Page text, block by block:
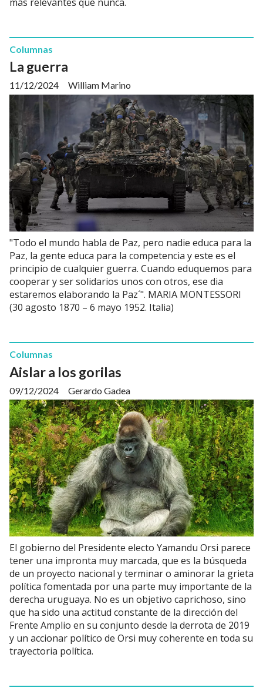
La guerra
William Marino
Columnas
11/12/2024
"Todo el mundo habla de Paz, pero nadie educa para la
Paz, la gente educa para la competencia y este es el
principio de cualquier guerra. Cuando eduquemos para
cooperar y ser solidarios unos con otros, ese dia
estaremos elaborando la Paz´". MARIA MONTESSORI
(30 agosto 1870 – 6 mayo 1952. Italia)
Aislar a los gorilas
Gerardo Gadea
Columnas
09/12/2024
El gobierno del Presidente electo Yamandu Orsi parece
tener una impronta muy marcada, que es la búsqueda
de un proyecto nacional y terminar o aminorar la grieta
política fomentada por una parte muy importante de la
derecha uruguaya. No es un objetivo caprichoso, sino
que ha sido una actitud constante de la dirección del
Frente Amplio en su conjunto desde la derrota de 2019
y un accionar político de Orsi muy coherente en toda su
trayectoria política.